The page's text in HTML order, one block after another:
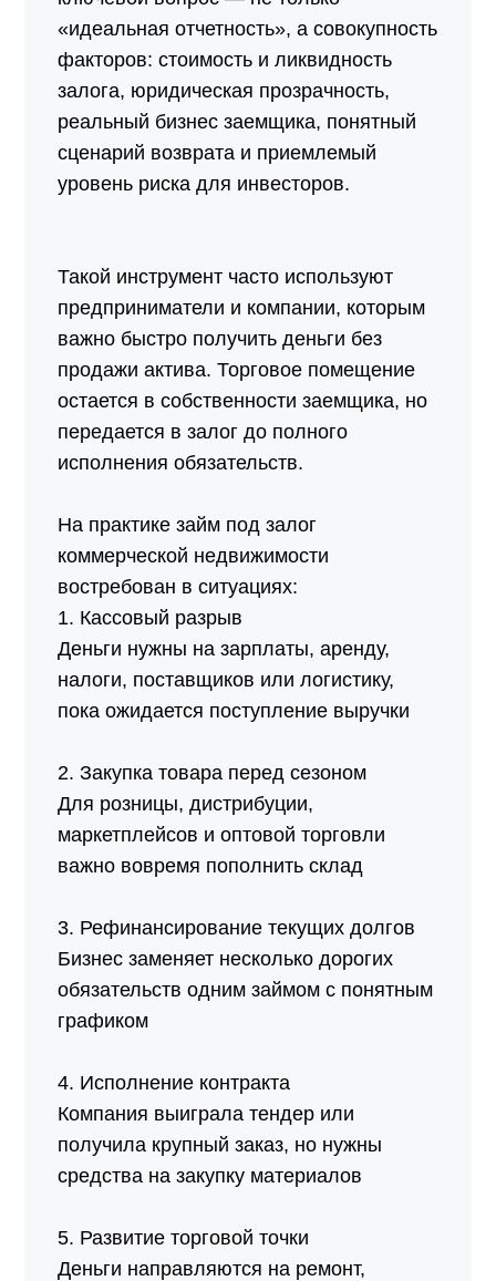
«идеальная отчетность», а совокупность
факторов: стоимость и ликвидность
залога, юридическая прозрачность,
реальный бизнес заемщика, понятный
сценарий возврата и приемлемый
уровень риска для инвесторов.
Такой инструмент часто используют
предприниматели и компании, которым
важно быстро получить деньги без
продажи актива. Торговое помещение
остается в собственности заемщика, но
передается в залог до полного
исполнения обязательств.
На практике займ под залог
коммерческой недвижимости
востребован в ситуациях:
1. Кассовый разрыв
Деньги нужны на зарплаты, аренду,
налоги, поставщиков или логистику,
пока ожидается поступление выручки
2. Закупка товара перед сезоном
Для розницы, дистрибуции,
маркетплейсов и оптовой торговли
важно вовремя пополнить склад
3. Рефинансирование текущих долгов
Бизнес заменяет несколько дорогих
обязательств одним займом с понятным
графиком
4. Исполнение контракта
Компания выиграла тендер или
получила крупный заказ, но нужны
средства на закупку материалов
5. Развитие торговой точки
Деньги направляются на ремонт,